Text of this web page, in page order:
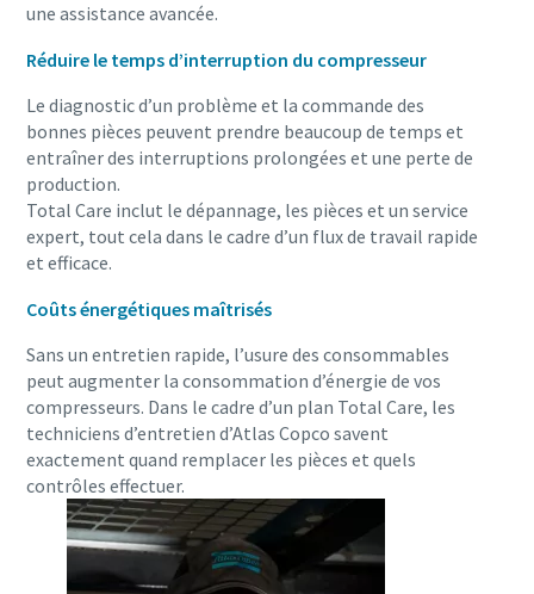
une assistance avancée.
Réduire le temps d’interruption du compresseur
Le diagnostic d’un problème et la commande des
bonnes pièces peuvent prendre beaucoup de temps et
entraîner des interruptions prolongées et une perte de
production.
Total Care inclut le dépannage, les pièces et un service
expert, tout cela dans le cadre d’un flux de travail rapide
et efficace.
Coûts énergétiques maîtrisés
Sans un entretien rapide, l’usure des consommables
peut augmenter la consommation d’énergie de vos
compresseurs. Dans le cadre d’un plan Total Care, les
techniciens d’entretien d’Atlas Copco savent
exactement quand remplacer les pièces et quels
contrôles effectuer.